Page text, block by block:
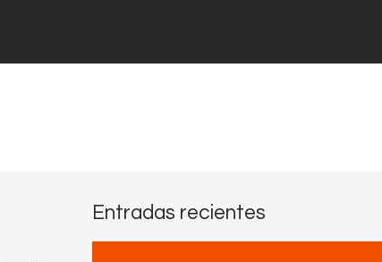
Entradas recientes